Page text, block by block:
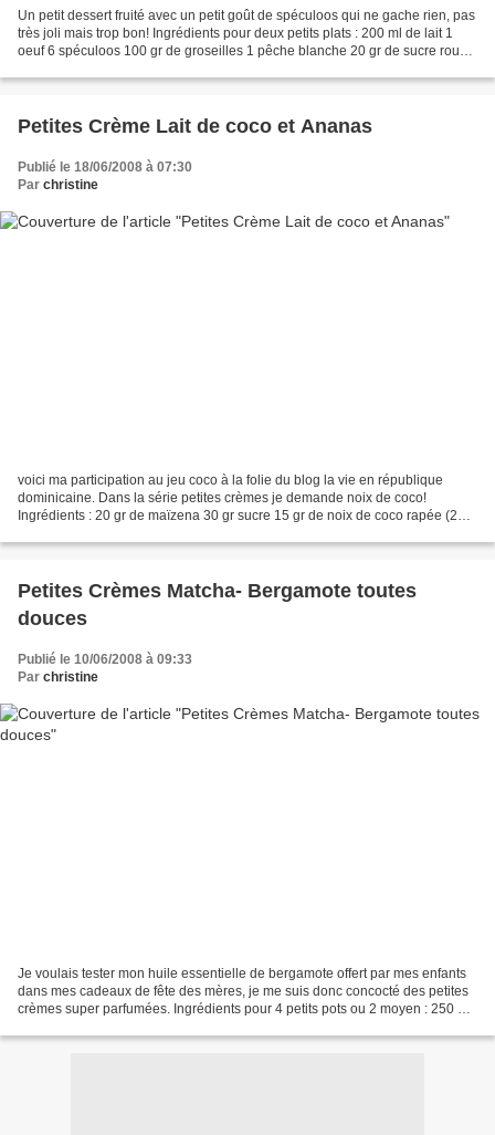
Un petit dessert fruité avec un petit goût de spéculoos qui ne gache rien, pas
très joli mais trop bon! Ingrédients pour deux petits plats : 200 ml de lait 1
oeuf 6 spéculoos 100 gr de groseilles 1 pêche blanche 20 gr de sucre roux
Petites Crème Lait de coco et Ananas
Publié le 18/06/2008 à 07:30
Par christine
voici ma participation au jeu coco à la folie du blog la vie en république
dominicaine. Dans la série petites crèmes je demande noix de coco!
Ingrédients : 20 gr de maïzena 30 gr sucre 15 gr de noix de coco rapée (2
Petites Crèmes Matcha- Bergamote toutes
douces
Publié le 10/06/2008 à 09:33
Par christine
Je voulais tester mon huile essentielle de bergamote offert par mes enfants
dans mes cadeaux de fête des mères, je me suis donc concocté des petites
crèmes super parfumées. Ingrédients pour 4 petits pots ou 2 moyen : 250 ml